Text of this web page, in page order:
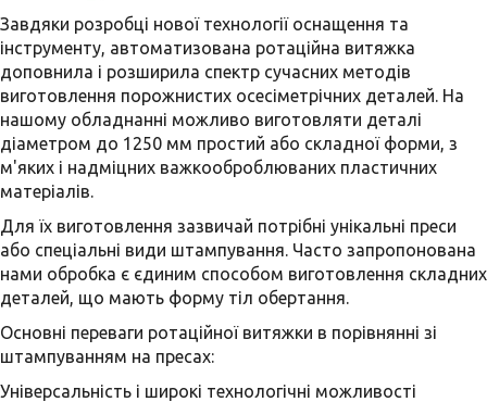
Завдяки розробці нової технології оснащення та
інструменту, автоматизована ротаційна витяжка
доповнила і розширила спектр сучасних методів
виготовлення порожнистих осесіметрічних деталей. На
нашому обладнанні можливо виготовляти деталі
діаметром до 1250 мм простий або складної форми, з
м'яких і надміцних важкооброблюваних пластичних
матеріалів.
Для їх виготовлення зазвичай потрібні унікальні преси
або спеціальні види штампування. Часто запропонована
нами обробка є єдиним способом виготовлення складних
деталей, що мають форму тіл обертання.
Основні переваги ротаційної витяжки в порівнянні зі
штампуванням на пресах:
Універсальність і широкі технологічні можливості